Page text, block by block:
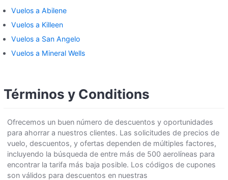
Vuelos a Abilene
Vuelos a Killeen
Vuelos a San Angelo
Vuelos a Mineral Wells
Términos y Conditions
Ofrecemos un buen número de descuentos y oportunidades
para ahorrar a nuestros clientes. Las solicitudes de precios de
vuelo, descuentos, y ofertas dependen de múltiples factores,
incluyendo la búsqueda de entre más de 500 aerolíneas para
encontrar la tarifa más baja posible. Los códigos de cupones
son válidos para descuentos en nuestras